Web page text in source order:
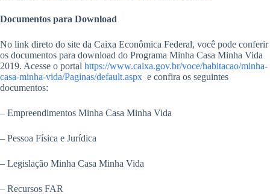
Documentos para Download
No link direto do site da Caixa Econômica Federal, você pode conferir
os documentos para download do Programa Minha Casa Minha Vida
2019. Acesse o portal https://www.caixa.gov.br/voce/habitacao/minha-
casa-minha-vida/Paginas/default.aspx e confira os seguintes
documentos:
– Empreendimentos Minha Casa Minha Vida
– Pessoa Física e Jurídica
– Legislação Minha Casa Minha Vida
– Recursos FAR